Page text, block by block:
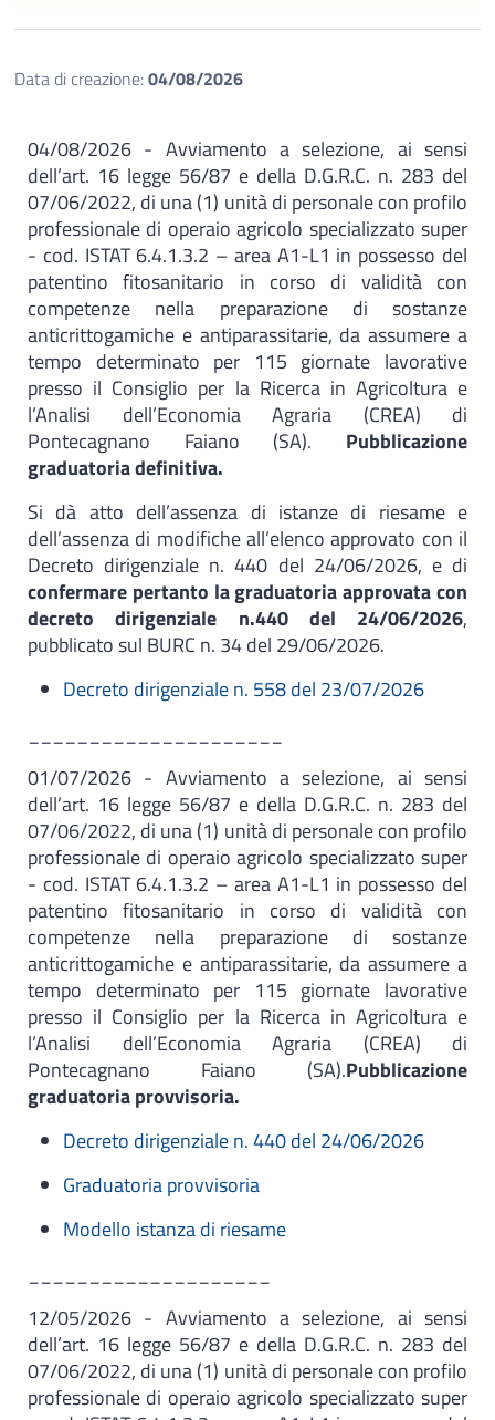
Data di creazione:04/08/2026
04/08/2026 - Avviamento a selezione, ai sensi
dell’art. 16 legge 56/87 e della D.G.R.C. n. 283 del
07/06/2022, di una (1) unità di personale con profilo
professionale di operaio agricolo specializzato super
- cod. ISTAT 6.4.1.3.2 – area A1-L1 in possesso del
patentino fitosanitario in corso di validità con
competenze nella preparazione di sostanze
anticrittogamiche e antiparassitarie, da assumere a
tempo determinato per 115 giornate lavorative
presso il Consiglio per la Ricerca in Agricoltura e
l’Analisi dell’Economia Agraria (CREA) di
Pontecagnano Faiano (SA). Pubblicazione
graduatoria definitiva.
Si dà atto dell’assenza di istanze di riesame e
dell’assenza di modifiche all’elenco approvato con il
Decreto dirigenziale n. 440 del 24/06/2026, e di
confermare pertanto la graduatoria approvata con
decreto dirigenziale n.440 del 24/06/2026,
pubblicato sul BURC n. 34 del 29/06/2026.
Decreto dirigenziale n. 558 del 23/07/2026
01/07/2026 - Avviamento a selezione, ai sensi
dell’art. 16 legge 56/87 e della D.G.R.C. n. 283 del
07/06/2022, di una (1) unità di personale con profilo
professionale di operaio agricolo specializzato super
- cod. ISTAT 6.4.1.3.2 – area A1-L1 in possesso del
patentino fitosanitario in corso di validità con
competenze nella preparazione di sostanze
anticrittogamiche e antiparassitarie, da assumere a
tempo determinato per 115 giornate lavorative
presso il Consiglio per la Ricerca in Agricoltura e
l’Analisi dell’Economia Agraria (CREA) di
Pontecagnano Faiano (SA).Pubblicazione
graduatoria provvisoria.
Decreto dirigenziale n. 440 del 24/06/2026
Graduatoria provvisoria
Modello istanza di riesame
12/05/2026 - Avviamento a selezione, ai sensi
dell’art. 16 legge 56/87 e della D.G.R.C. n. 283 del
07/06/2022, di una (1) unità di personale con profilo
professionale di operaio agricolo specializzato super